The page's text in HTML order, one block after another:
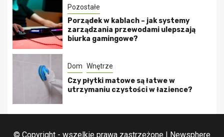
Pozostałe
Porządek w kablach – jak systemy
zarządzania przewodami ulepszają
biurka gamingowe?
Dom Wnętrze
Czy płytki matowe są łatwe w
utrzymaniu czystości w łazience?
© Copyright - wszelkie prawa zastrzeżone Newsphere